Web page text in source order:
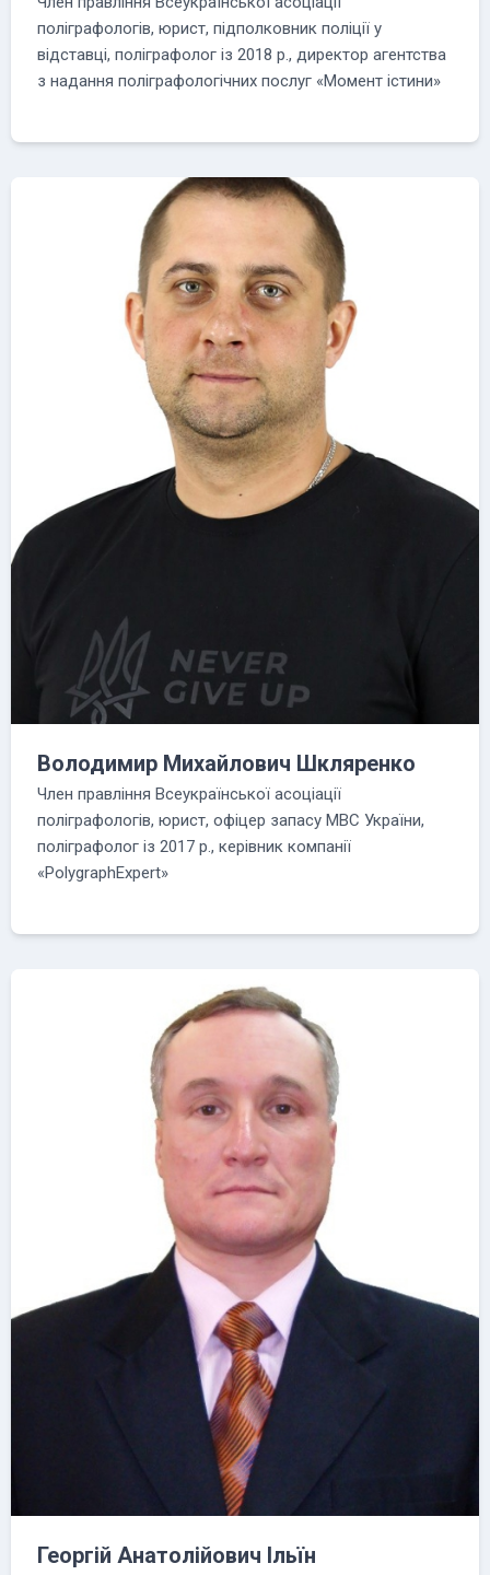
поліграфологів, юрист, підполковник поліції у
відставці, поліграфолог із 2018 р., директор агентства
з надання поліграфологічних послуг «Момент істини»
Володимир Михайлович Шкляренко
Член правління Всеукраїнської асоціації
поліграфологів, юрист, офіцер запасу МВС України,
поліграфолог із 2017 р., керівник компанії
«PolygraphExpert»
Георгій Анатолійович Ільїн